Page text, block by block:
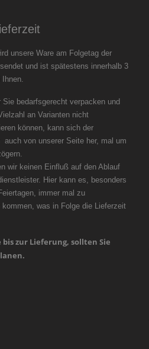
unsere Ware am Folgetag der
und ist spätestens innerhalb 3
Ihnen.
Sie bedarfsgerecht verpacken und
an Varianten nicht
können, kann sich der
auch von unserer Seite her, mal um
verzögern.
keinen Einfluß auf den Ablauf
Hier kann es, besonders
immer mal zu
kommen, was in Folge die Lieferzeit
bis zur Lieferung, sollten Sie